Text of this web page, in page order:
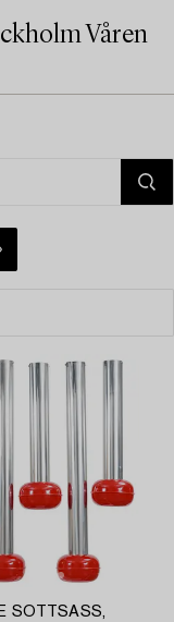
Våren
SOTTSASS,